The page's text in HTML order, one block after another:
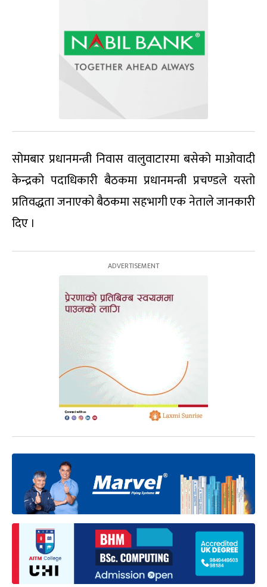
सोमबार प्रधानमन्त्री निवास वालुवाटारमा बसेको माओवादी
केन्द्रको पदाधिकारी बैठकमा प्रधानमन्त्री प्रचण्डले यस्तो
प्रतिवद्धता जनाएको बैठकमा सहभागी एक नेताले जानकारी
दिए ।